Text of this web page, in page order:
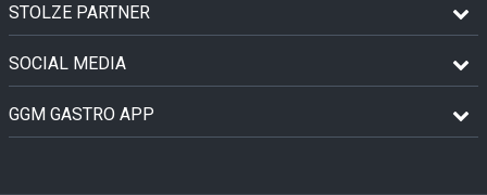
STOLZE PARTNER
SOCIAL MEDIA
GGM GASTRO APP